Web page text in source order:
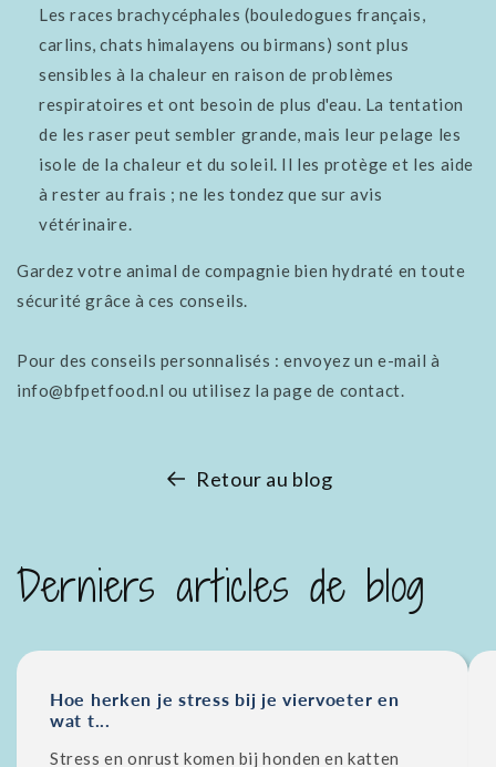
Les races brachycéphales (bouledogues français,
carlins, chats himalayens ou birmans) sont plus
sensibles à la chaleur en raison de problèmes
respiratoires et ont besoin de plus d'eau. La tentation
de les raser peut sembler grande, mais leur pelage les
isole de la chaleur et du soleil. Il les protège et les aide
à rester au frais ; ne les tondez que sur avis
vétérinaire.
Gardez votre animal de compagnie bien hydraté en toute
sécurité grâce à ces conseils.
Pour des conseils personnalisés : envoyez un e-mail à
info@bfpetfood.nl ou utilisez la page de contact.
Retour au blog
Derniers articles de blog
Hoe herken je stress bij je viervoeter en
wat t...
Stress en onrust komen bij honden en katten